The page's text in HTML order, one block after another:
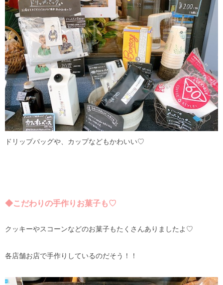
ドリップバッグや、カップなどもかわいい♡
◆こだわりの手作りお菓子も♡
クッキーやスコーンなどのお菓子もたくさんありましたよ♡
各店舗お店で手作りしているのだそう！！